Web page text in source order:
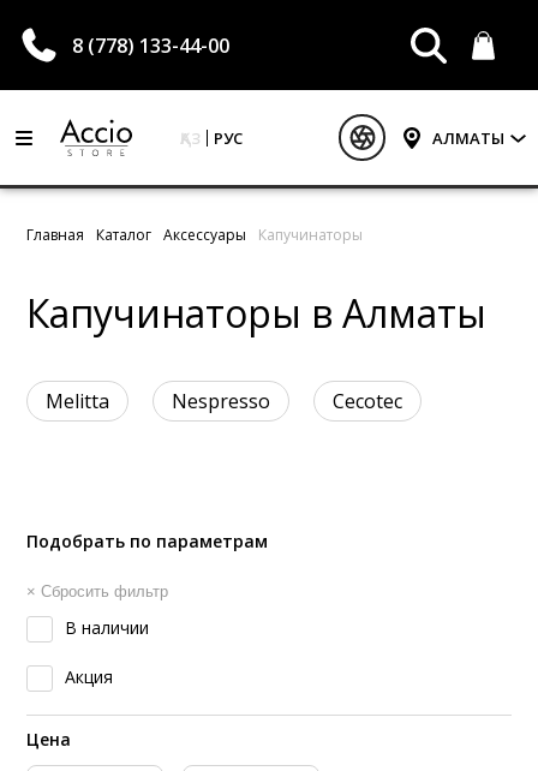
8 (778) 133-44-00
ҚАЗ РУС АЛМАТЫ
Главная Каталог Аксессуары Капучинаторы
Капучинаторы в Алматы
Melitta Nespresso Cecotec
Подобрать по параметрам
× Сбросить фильтр
В наличии
Акция
Цена